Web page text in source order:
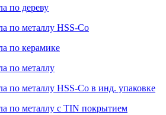
по дереву
по металлу HSS-Co
по керамике
по металлу
по металлу HSS-Co в инд. упаковке
по металлу с TIN покрытием